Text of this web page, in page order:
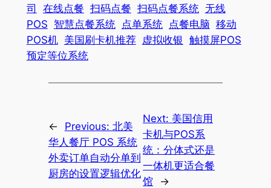
司
在线点餐 扫码点餐 扫码点餐系统 无线
POS 智慧点餐系统 点单系统 点餐电脑 移动
POS机 美国刷卡机推荐 虚拟收银 触摸屏POS
预定等位系统
← Previous: 北美
华人餐厅 POS 系统
外卖订单自动分单到
厨房的设置逻辑优化
Next: 美国信用
卡机与POS系
统：分体式还是
一体机更适合餐
馆
→